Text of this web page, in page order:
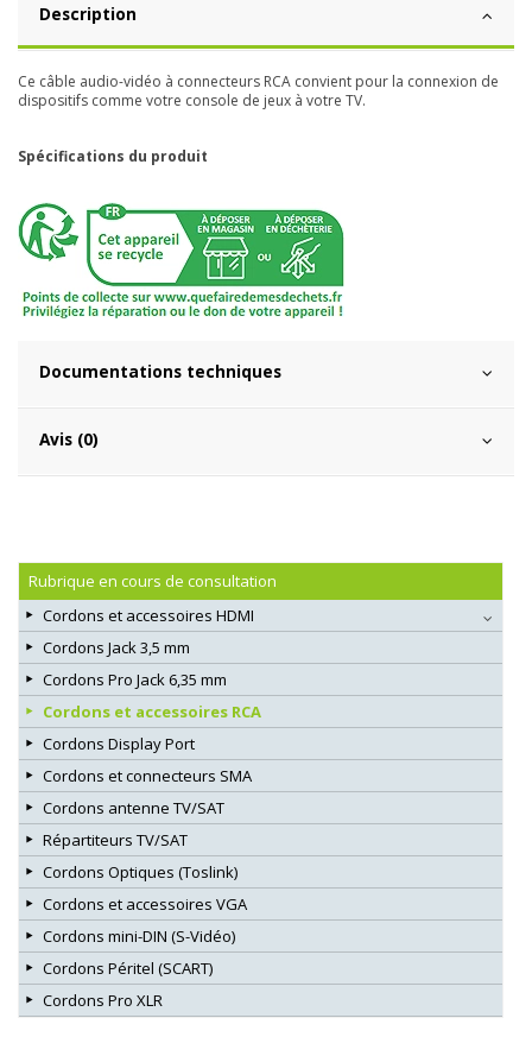
Description
Ce câble audio-vidéo à connecteurs RCA convient pour la connexion de
dispositifs comme votre console de jeux à votre TV.
Spécifications du produit
Documentations techniques
Avis (0)
Rubrique en cours de consultation
Cordons et accessoires HDMI
Cordons Jack 3,5 mm
Cordons Pro Jack 6,35 mm
Cordons et accessoires RCA
Cordons Display Port
Cordons et connecteurs SMA
Cordons antenne TV/SAT
Répartiteurs TV/SAT
Cordons Optiques (Toslink)
Cordons et accessoires VGA
Cordons mini-DIN (S-Vidéo)
Cordons Péritel (SCART)
Cordons Pro XLR